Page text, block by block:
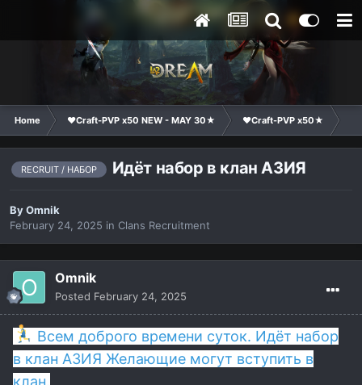
Home ❤Craft-PVP x50 NEW - MAY 30★ ❤Craft-PVP x50★
RECRUIT / НАБОР Идёт набор в клан АЗИЯ
ByOmnik
February 24, 2025 in Clans Recruitment
Omnik
Posted February 24, 2025
Всем доброго времени суток. Идёт набор
в клан АЗИЯ Желающие могут вступить в
клан.